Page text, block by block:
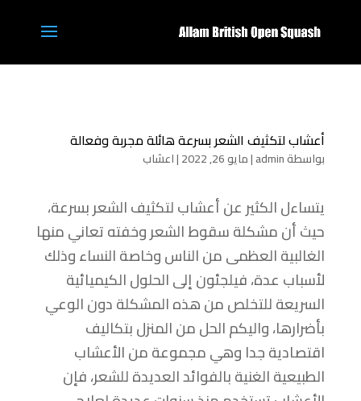
أعشاب لتكثيف الشعر بسرعة هائلة مجربة وفعالة
بواسطةadmin
|مايو 26, 2022 |اعشاب
يتساءل الكثير عن أعشاب لتكثيف الشعر بسرعة،
حيث أن مشكلة سقوط الشعر وخفته تعاني منها
الغالبية العظمى من الناس وخاصة النساء وذلك
لأسباب عدة، فيلجئون إلى الحلول الكيميائية
السريعة للتخلص من هذه المشكلة دون الوعي
بأضرارها، واليكم الحل من المنزل بتكاليف
اقتصادية جدا وهي مجموعة من الأعشاب
الطبيعية الغنية بالفوائد العديدة للشعر، فإن